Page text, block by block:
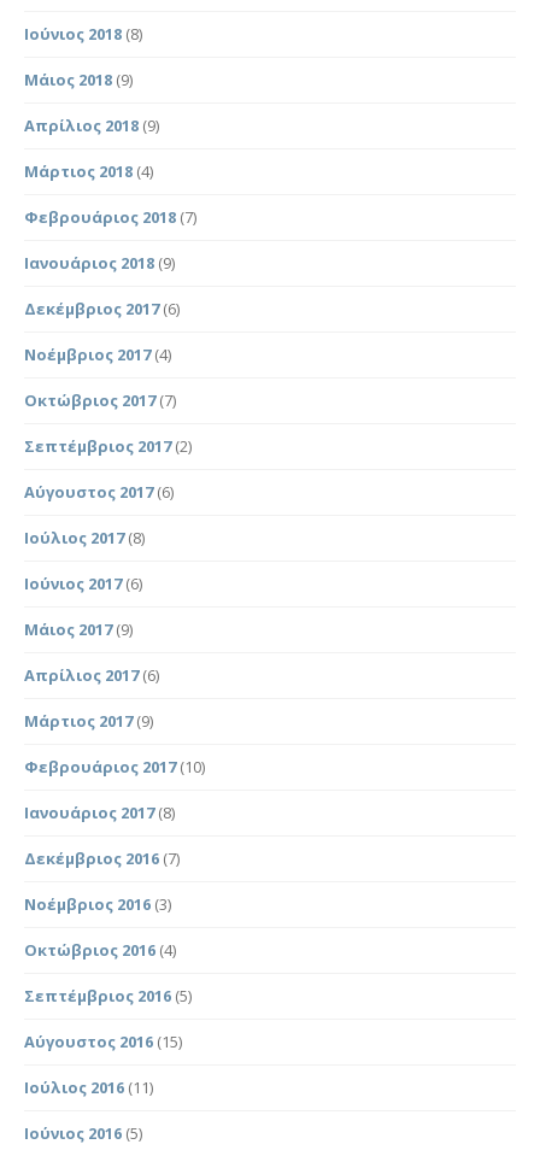
Ιούνιος 2018 (8)
Μάιος 2018 (9)
Απρίλιος 2018 (9)
Μάρτιος 2018 (4)
Φεβρουάριος 2018 (7)
Ιανουάριος 2018 (9)
Δεκέμβριος 2017(6)
Νοέμβριος 2017(4)
Οκτώβριος 2017(7)
Σεπτέμβριος 2017(2)
Αύγουστος 2017(6)
Ιούλιος 2017(8)
Ιούνιος 2017(6)
Μάιος 2017(9)
Απρίλιος 2017(6)
Μάρτιος 2017(9)
Φεβρουάριος 2017(10)
Ιανουάριος 2017(8)
Δεκέμβριος 2016 (7)
Νοέμβριος 2016 (3)
Οκτώβριος 2016 (4)
Σεπτέμβριος 2016 (5)
Αύγουστος 2016 (15)
Ιούλιος 2016 (11)
Ιούνιος 2016 (5)